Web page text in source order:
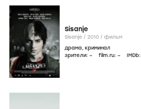
Sisanje
Sisanje / 2010 / фильм
драма, криминал
зрители: – film.ru: – IMDb: